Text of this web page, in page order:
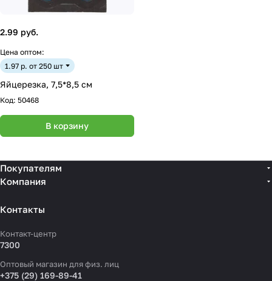
2.99 руб.
Цена оптом:
1.97 р. от 250 шт
Яйцерезка, 7,5*8,5 см
Код: 50468
В корзину
Покупателям
Компания
Контакты
Контакт-центр
7300
Оптовый магазин для физ. лиц
+375 (29) 169-89-41